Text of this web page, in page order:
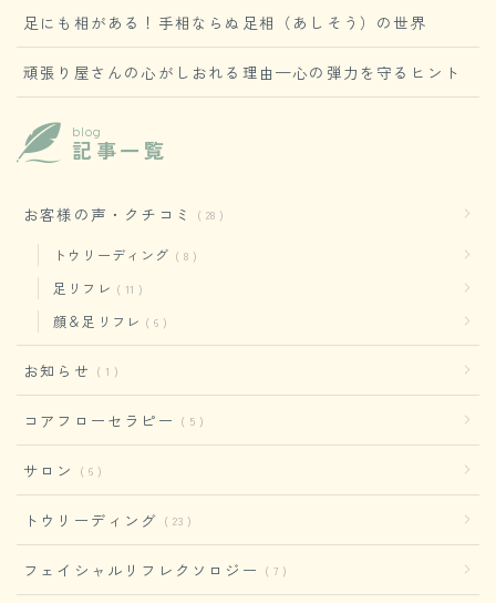
足にも相がある！手相ならぬ足相（あしそう）の世界
頑張り屋さんの心がしおれる理由—心の弾力を守るヒント
blog
記事一覧
お客様の声・クチコミ 28
トウリーディング 8
足リフレ 11
顔＆足リフレ 6
お知らせ 1
コアフローセラピー 5
サロン 6
トウリーディング 23
フェイシャルリフレクソロジー 7